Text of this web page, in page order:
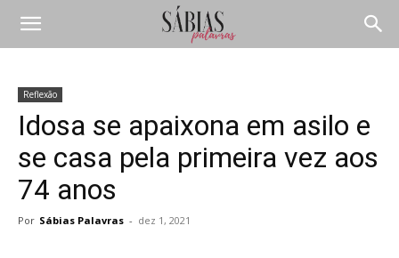
Reflexão
Idosa se apaixona em asilo e
se casa pela primeira vez aos
74 anos
Por Sábias Palavras - dez 1, 2021